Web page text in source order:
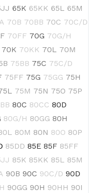
65K 65KK 65L 65M
70B 70BB 70C 70C/D
70FF 70G 70G/H
70K 70KK 70L 70M
75BB 75C 75C/D
75FF 75G 75GG 75H
75M 75N 75O 75P
80C 80CC 80D
80G/H 80GG 80H
80M 80N 80O 80P
85DD 85E 85F 85FF
85K 85KK 85L 85M
90B 90C 90C/D 90D
90GG 90H 90HH 90I